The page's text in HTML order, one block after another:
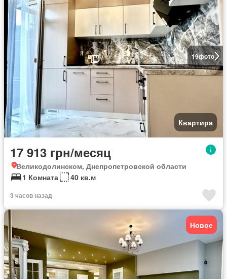
19фото
Квартира
17 913 грн/месяц
Великодолинском, Днепропетровской области
1 Комната
40 кв.м
3 часов назад
Новое